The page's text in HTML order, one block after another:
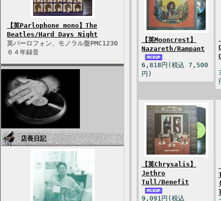
【英Parlophone mono】The
Beatles/Hard Days Night
英パーロフォン、モノラル盤PMC1230
６４年録音
店長日記
【英Mooncrest】
Nazareth/Rampant
6,818円(税込 7,500
円)
【英Chrysalis】
Jethro
Tull/Benefit
9,091円(税込